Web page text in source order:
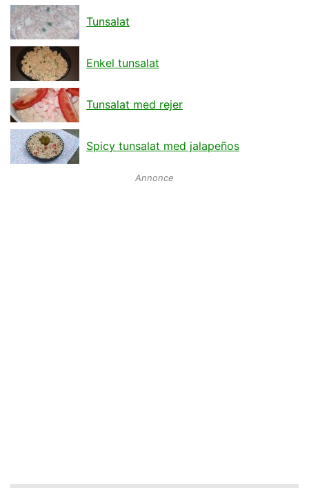
Tunsalat
Enkel tunsalat
Tunsalat med rejer
Spicy tunsalat med jalapeños
Annonce